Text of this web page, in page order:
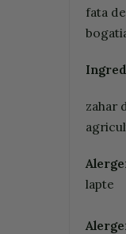
fata
zahar
lapte